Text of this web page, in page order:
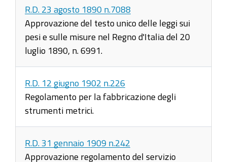
R.D. 23 agosto 1890 n.7088
Approvazione del testo unico delle leggi sui
pesi e sulle misure nel Regno d'Italia del 20
luglio 1890, n. 6991.
R.D. 12 giugno 1902 n.226
Regolamento per la fabbricazione degli
strumenti metrici.
R.D. 31 gennaio 1909 n.242
Approvazione regolamento del servizio